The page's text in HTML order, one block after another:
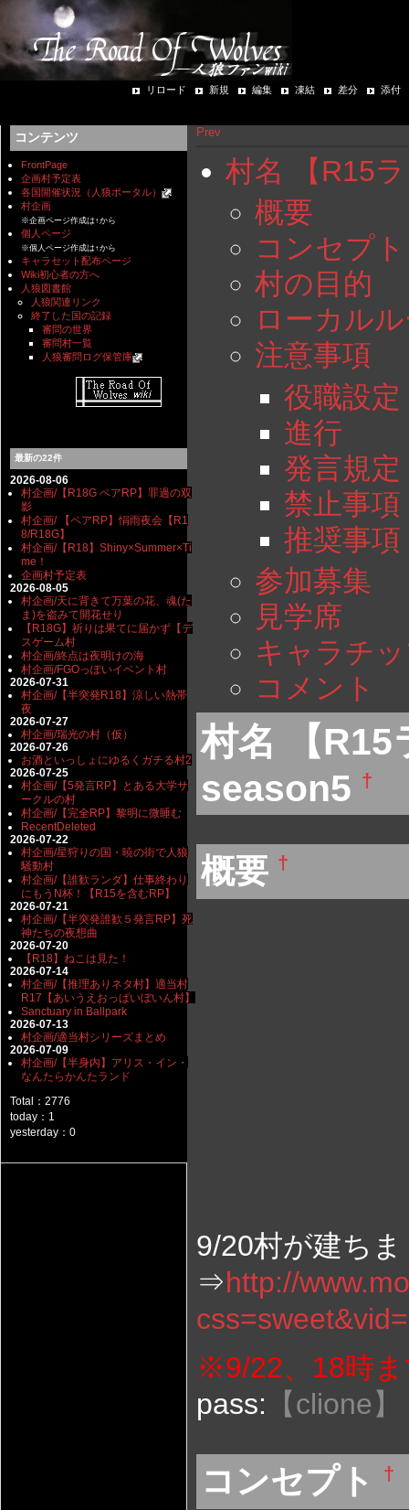
リロード 新規 編集 凍結 差分 添付
コンテンツ
FrontPage
企画村予定表
各国開催状況（人狼ポータル）
村企画
※企画ページ作成は↑から
個人ページ
※個人ページ作成は↑から
キャラセット配布ページ
Wiki初心者の方へ
人狼図書館
人狼関連リンク
終了した国の記録
審問の世界
審問村一覧
人狼審問ログ保管庫
最新の22件
2026-08-06
村企画/【R18G ペアRP】罪過の双
影
村企画/ 【ペアRP】悁雨夜会【R1
8/R18G】
村企画/【R18】Shiny×Summer×Ti
me！
企画村予定表
2026-08-05
村企画/天に背きて万葉の花、魂(た
ま)を盗みて開花せり
【R18G】祈りは果てに届かず【デ
スゲーム村
村企画/終点は夜明けの海
村企画/FGOっぽいイベント村
2026-07-31
村企画/【半突発R18】涼しい熱帯
夜
2026-07-27
村企画/瑞光の村（仮）
2026-07-26
お酒といっしょにゆるくガチる村2
2026-07-25
村企画/【5発言RP】とある大学サ
ークルの村
村企画/【完全RP】黎明に微睡む
RecentDeleted
2026-07-22
村企画/星狩りの国・暁の街で人狼
騒動村
村企画/【誰歓ランダ】仕事終わり
にもうN杯！【R15を含むRP】
2026-07-21
村企画/【半突発誰歓５発言RP】死
神たちの夜想曲
2026-07-20
【R18】ねこは見た！
2026-07-14
村企画/【推理ありネタ村】適当村
R17【あいうえおっぱいぼいん村】
Sanctuary in Ballpark
2026-07-13
村企画/適当村シリーズまとめ
2026-07-09
村企画/【半身内】アリス・イン・
なんたらかんたランド
Total：2776
today：1
yesterday：0
Prev
村名 【R15
概要
コンセプト
村の目的
ローカル
注意事項
役職設定
進行
発言規定
禁止事項
推奨事項
参加募集
見学席
キャラチ
コメント
村名 【
season5 †
概要 †
9/20村が建ち
⇒http://
※9/22、18時
pass: 【clione】
コンセプト †